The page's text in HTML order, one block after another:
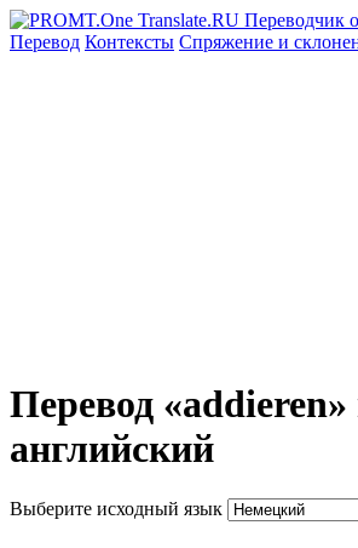
Перевод Контексты Спряжение и
Перевод «addieren»
английский
Выберите исходный язык